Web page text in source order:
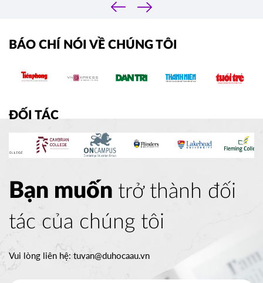
›
BÁO CHÍ NÓI VỀ CHÚNG TÔI
ĐỐI TÁC
Bạn muốn trở thành đối
tác của chúng tôi
Vui lòng liên hệ:tuvan@duhocaau.vn